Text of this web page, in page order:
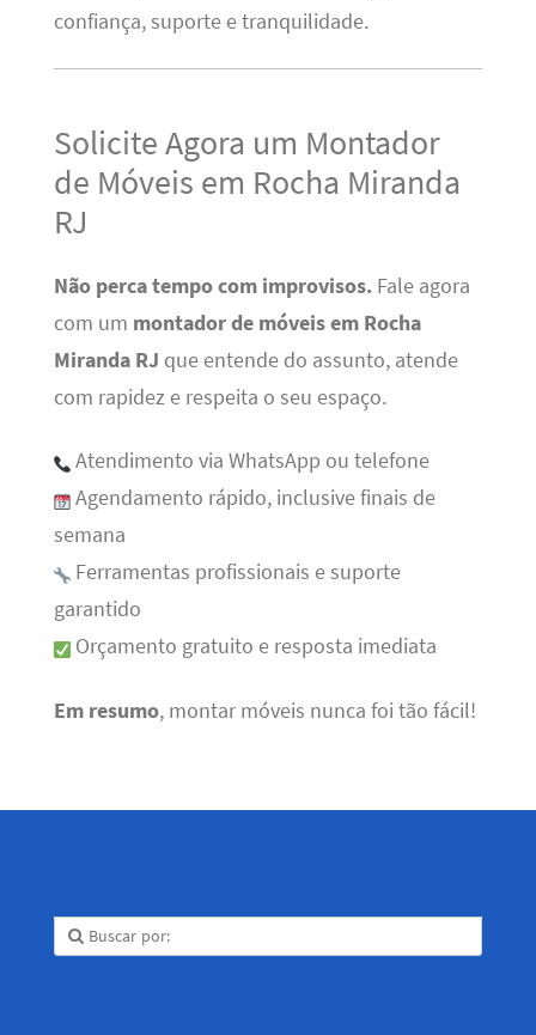
confiança, suporte e tranquilidade.
Solicite Agora um Montador
de Móveis em Rocha Miranda
RJ
Não perca tempo com improvisos.Fale agora
com um montador de móveis em Rocha
Miranda RJ que entende do assunto, atende
com rapidez e respeita o seu espaço.
Atendimento via WhatsApp ou telefone
Agendamento rápido, inclusive finais de
semana
Ferramentas profissionais e suporte
garantido
Orçamento gratuito e resposta imediata
Em resumo, montar móveis nunca foi tão fácil!